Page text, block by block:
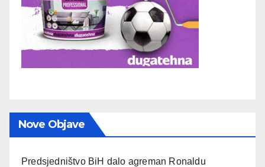
Nove Objave
Predsjedništvo BiH dalo agreman Ronaldu